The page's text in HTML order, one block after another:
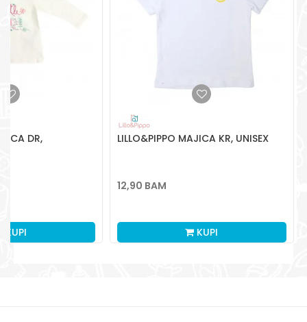
DR,
KUPI
LILLO&PIPPO MAJICA KR, UNISEX
12,90 BAM
KUPI